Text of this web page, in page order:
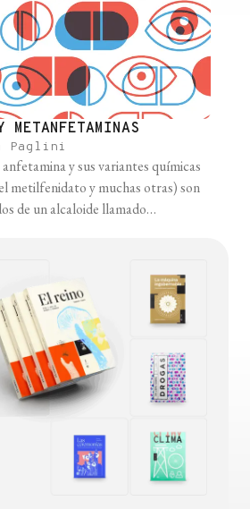
METANFETAMINAS
Paglini
y sus variantes químicas
metilfenidato y muchas otras) son
de un alcaloide llamado
la marihuana y el alcohol, la